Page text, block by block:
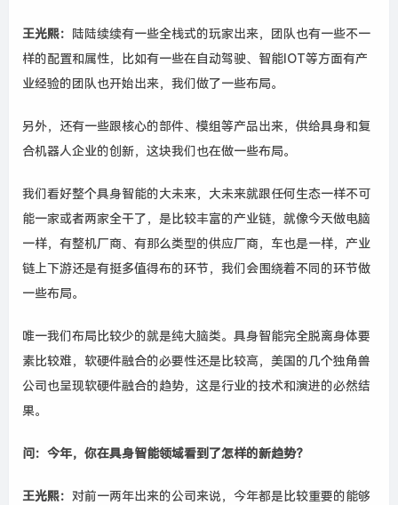
王光熙： 陆陆续续有一些全栈式的玩家出来，团队也有一些不一
样的配置和属性，比如有一些在自动驾驶、智能IOT等方面有产
业经验的团队也开始出来， 我们做了一些布局。
另外， 还有一些跟核心的部件、模组等产品出来，供给具身和复
合机器人企业的创新，这块我们 也在做一些布局。
我们看好整个具身智能的大未来，大未来就跟任何生态一样不可
能一家或者两家全干了，是比较丰富的产业链，就像今天做电脑
一样，有整机厂商、有那么类型的供应厂商，车也是一样，产业
链上下游还是有挺多值得布的环节，我们会围绕着不同的环节做
一些布局。
唯一我们布局 比较少的就是纯大脑类。具身智能完全脱离身体要
素比较难，软硬件融合的必要性还是比较高， 美国的几个独角兽
公司 也呈现软硬件融合的趋势， 这是行业的技术和演进的必然结
果。
问 ： 今年， 你在具身智能领域看到了怎样的新趋势？
王光熙： 对前一两年出来的公司来说， 今年都是比较重要的能够